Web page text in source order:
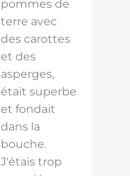
pommes de
terre avec
des carottes
et des
asperges,
était superbe
et fondait
dans la
bouche.
J'étais trop